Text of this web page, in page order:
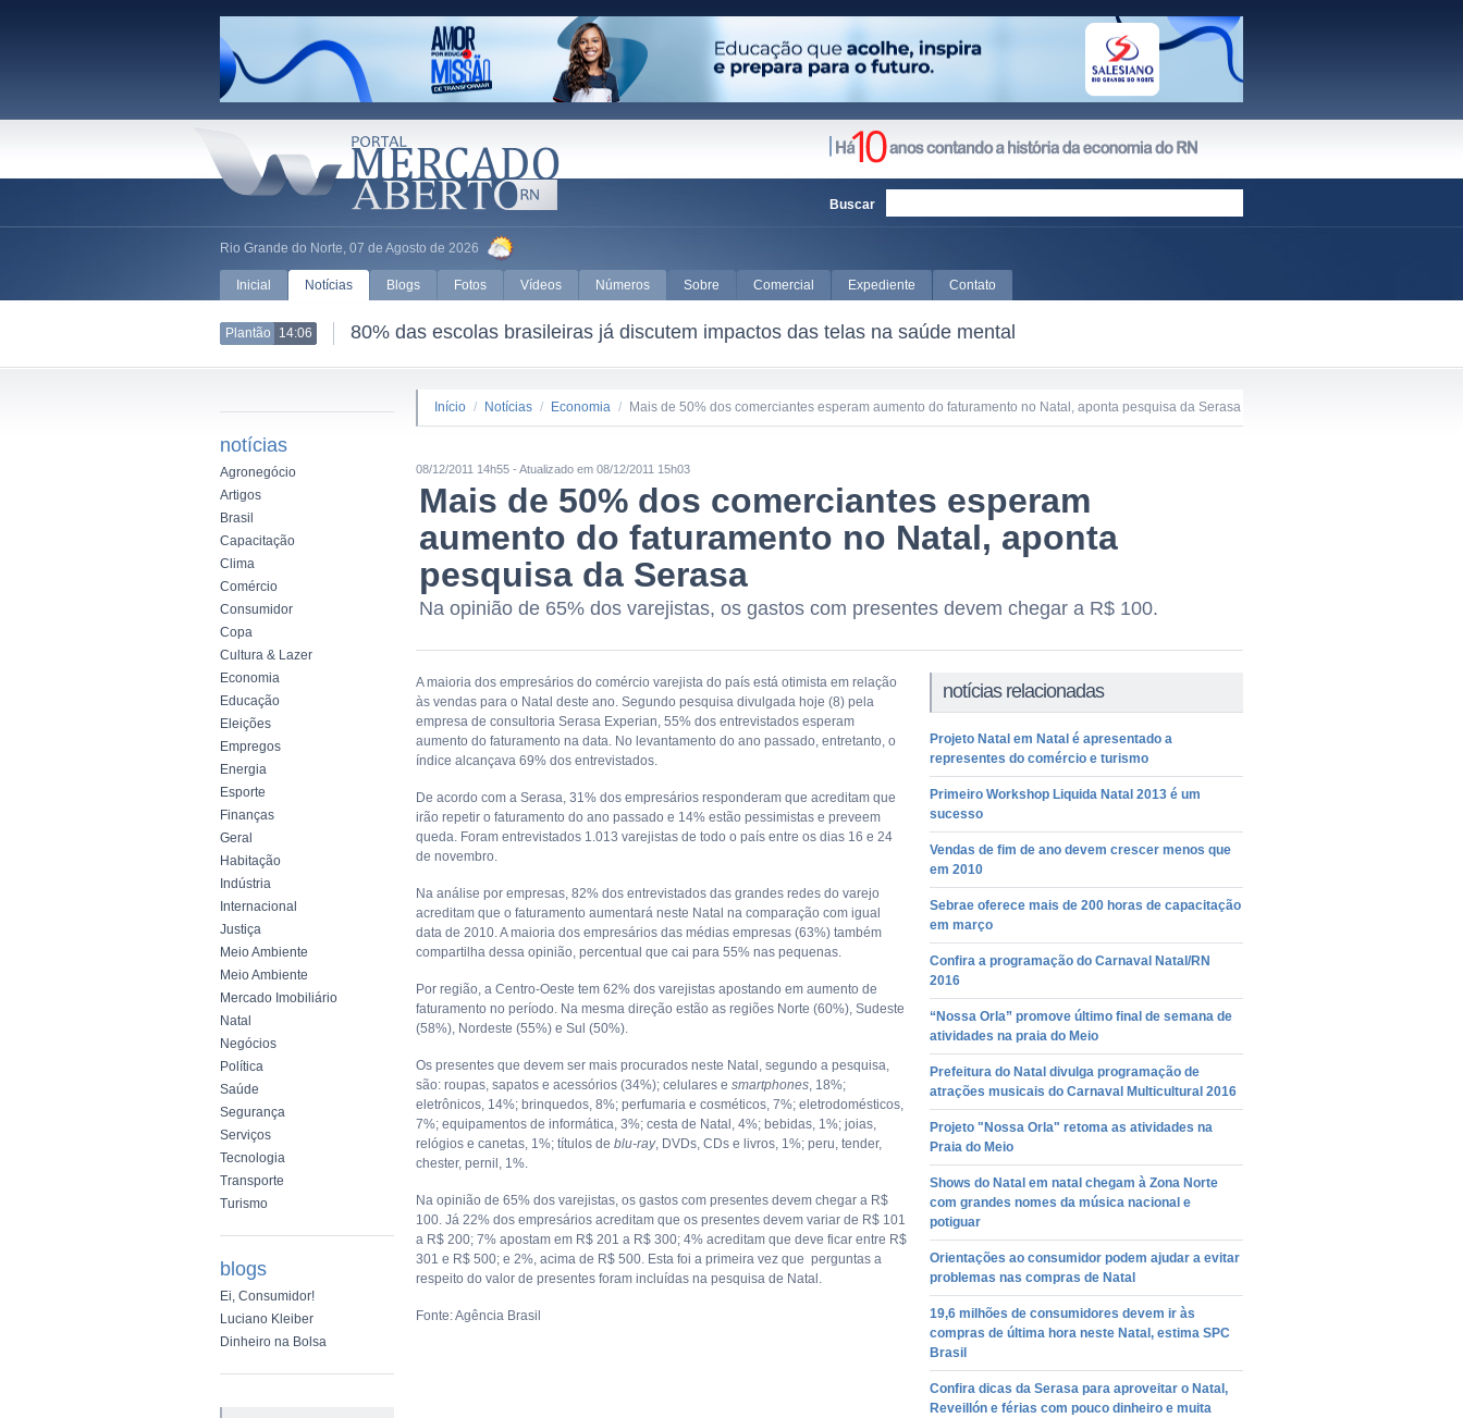
Rio Grande do Norte, 07 de Agosto de 2026
Buscar
Inicial Notícias Blogs Fotos Vídeos Números Sobre Comercial Expediente Contato
Plantão 14:06 80% das escolas brasileiras já discutem impactos das telas na saúde mental
notícias
Agronegócio
Artigos
Brasil
Capacitação
Clima
Comércio
Consumidor
Copa
Cultura & Lazer
Economia
Educação
Eleições
Empregos
Energia
Esporte
Finanças
Geral
Habitação
Indústria
Internacional
Justiça
Meio Ambiente
Meio Ambiente
Mercado Imobiliário
Natal
Negócios
Política
Saúde
Segurança
Serviços
Tecnologia
Transporte
Turismo
blogs
Ei, Consumidor!
Luciano Kleiber
Dinheiro na Bolsa
Início / Notícias / Economia / Mais de 50% dos comerciantes esperam aumento do faturamento no Natal, aponta pesquisa da Serasa
08/12/2011 14h55 - Atualizado em 08/12/2011 15h03
Mais de 50% dos comerciantes esperam
aumento do faturamento no Natal, aponta
pesquisa da Serasa
Na opinião de 65% dos varejistas, os gastos com presentes devem chegar a R$ 100.
notícias relacionadas
Projeto Natal em Natal é apresentado a
representes do comércio e turismo
Primeiro Workshop Liquida Natal 2013 é um
sucesso
Vendas de fim de ano devem crescer menos que
em 2010
Sebrae oferece mais de 200 horas de capacitação
em março
Confira a programação do Carnaval Natal/RN
2016
“Nossa Orla” promove último final de semana de
atividades na praia do Meio
Prefeitura do Natal divulga programação de
atrações musicais do Carnaval Multicultural 2016
Projeto "Nossa Orla" retoma as atividades na
Praia do Meio
Shows do Natal em natal chegam à Zona Norte
com grandes nomes da música nacional e
potiguar
Orientações ao consumidor podem ajudar a evitar
problemas nas compras de Natal
19,6 milhões de consumidores devem ir às
compras de última hora neste Natal, estima SPC
Brasil
Confira dicas da Serasa para aproveitar o Natal,
Reveillón e férias com pouco dinheiro e muita
A maioria dos empresários do comércio varejista do país está otimista em relação
às vendas para o Natal deste ano. Segundo pesquisa divulgada hoje (8) pela
empresa de consultoria Serasa Experian, 55% dos entrevistados esperam
aumento do faturamento na data. No levantamento do ano passado, entretanto, o
índice alcançava 69% dos entrevistados.
De acordo com a Serasa, 31% dos empresários responderam que acreditam que
irão repetir o faturamento do ano passado e 14% estão pessimistas e preveem
queda. Foram entrevistados 1.013 varejistas de todo o país entre os dias 16 e 24
de novembro.
Na análise por empresas, 82% dos entrevistados das grandes redes do varejo
acreditam que o faturamento aumentará neste Natal na comparação com igual
data de 2010. A maioria dos empresários das médias empresas (63%) também
compartilha dessa opinião, percentual que cai para 55% nas pequenas.
Por região, a Centro-Oeste tem 62% dos varejistas apostando em aumento de
faturamento no período. Na mesma direção estão as regiões Norte (60%), Sudeste
(58%), Nordeste (55%) e Sul (50%).
Os presentes que devem ser mais procurados neste Natal, segundo a pesquisa,
são: roupas, sapatos e acessórios (34%); celulares e smartphones, 18%;
eletrônicos, 14%; brinquedos, 8%; perfumaria e cosméticos, 7%; eletrodomésticos,
7%; equipamentos de informática, 3%; cesta de Natal, 4%; bebidas, 1%; joias,
relógios e canetas, 1%; títulos de blu-ray, DVDs, CDs e livros, 1%; peru, tender,
chester, pernil, 1%.
Na opinião de 65% dos varejistas, os gastos com presentes devem chegar a R$
100. Já 22% dos empresários acreditam que os presentes devem variar de R$ 101
a R$ 200; 7% apostam em R$ 201 a R$ 300; 4% acreditam que deve ficar entre R$
301 e R$ 500; e 2%, acima de R$ 500. Esta foi a primeira vez que perguntas a
respeito do valor de presentes foram incluídas na pesquisa de Natal.
Fonte: Agência Brasil